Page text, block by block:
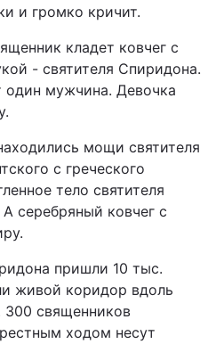
и громко кричит.
кладет ковчег с
- святителя Спиридона.
мужчина. Девочка
мощи святителя
с греческого
тело святителя
серебряный ковчег с
пришли 10 тыс.
живой коридор вдоль
300 священников
ходом несут